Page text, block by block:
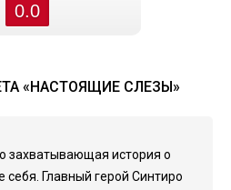
0.0
«НАСТОЯЩИЕ СЛЕЗЫ»
захватывающая история о
Главный герой Синтиро